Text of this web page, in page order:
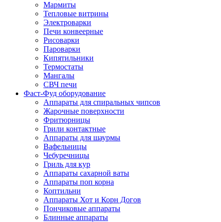
Мармиты
Тепловые витрины
Электроварки
Печи конвеерные
Рисоварки
Пароварки
Кипятильники
Термостаты
Мангалы
СВЧ печи
Фаст-Фуд оборудование
Аппараты для спиральных чипсов
Жарочные поверхности
Фритюрницы
Грили контактные
Аппараты для шаурмы
Вафельницы
Чебуречницы
Гриль для кур
Аппараты сахарной ваты
Аппараты поп корна
Коптильни
Аппараты Хот и Корн Догов
Пончиковые аппараты
Блинные аппараты